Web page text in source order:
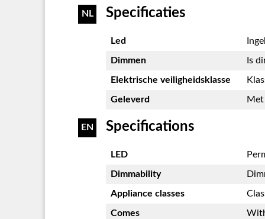
NL Specificaties
Led
Dimmen Is
Elektrische veiligheidsklasse
Geleverd
EN Specifications
LED
Dimmability
Appliance classes
Comes